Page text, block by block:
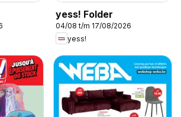
yess! Folder
04/08 t/m 17/08/2026
yess!